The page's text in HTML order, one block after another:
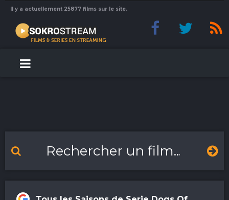
Il y a actuellement 25877 films sur le site.